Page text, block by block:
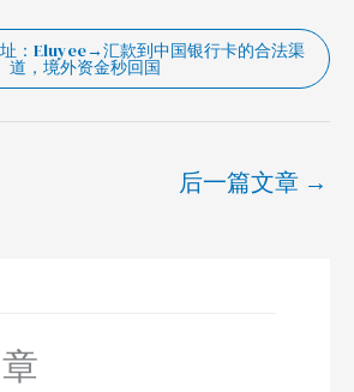
：Eluyee→汇款到中国银行卡的合法渠
道，境外资金秒回国
后一篇文章 →